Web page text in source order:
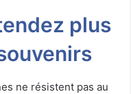
plus
ne résistent pas au